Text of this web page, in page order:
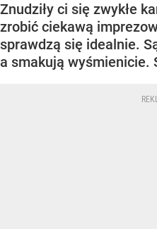
Znudziły ci się zwykłe
zrobić ciekawą
sprawdzą się idealnie.
a smakują wyśmienicie.